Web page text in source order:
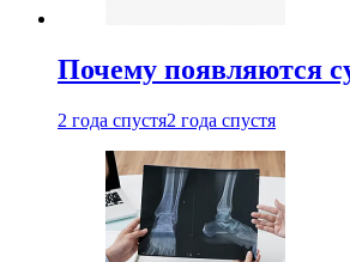
Почему появляются
2 года спустя2 года спустя